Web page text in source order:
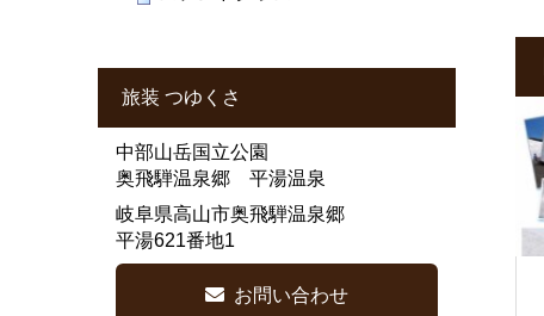
旅装 つゆくさ
中部山岳国立公園
奥飛騨温泉郷 平湯温泉
岐阜県高山市奥飛騨温泉郷
平湯621番地1
お問い合わせ